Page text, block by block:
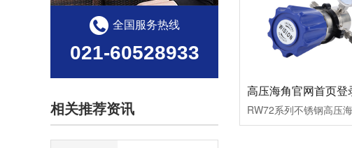
全国服务热线
021-60528933
相关推荐资讯